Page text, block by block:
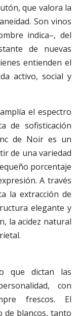
que valora la
Son vinos
indica–, del
de nuevas
entienden el
activo, social y
el espectro
de sofisticación
de Noir es un
de una variedad
porcentaje
A través
la extracción de
elegante y
la acidez natural
que dictan las
con
frescos. El
de blancos, tanto